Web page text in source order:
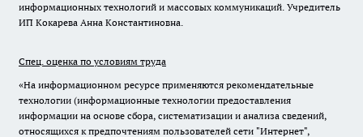
информационных технологий и массовых коммуникаций. Учредитель
ИП Кокарева Анна Константиновна.
Спец. оценка по условиям труда
«На информационном ресурсе применяются рекомендательные
технологии (информационные технологии предоставления
информации на основе сбора, систематизации и анализа сведений,
относящихся к предпочтениям пользователей сети "Интернет",